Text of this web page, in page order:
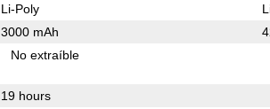
Li-Poly
3000 mAh
No extraíble
19 hours